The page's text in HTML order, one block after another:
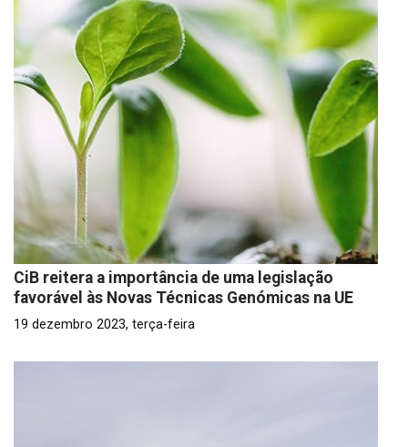
CiB reitera a importância de uma legislação
favorável às Novas Técnicas Genómicas na UE
19 dezembro 2023, terça-feira